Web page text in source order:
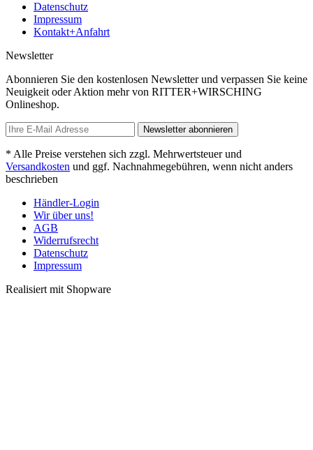
Datenschutz
Impressum
Kontakt+Anfahrt
Newsletter
Abonnieren Sie den kostenlosen Newsletter und verpassen Sie keine
Neuigkeit oder Aktion mehr von RITTER+WIRSCHING
Onlineshop.
Newsletter abonnieren
* Alle Preise verstehen sich zzgl. Mehrwertsteuer und
Versandkosten und ggf. Nachnahmegebühren, wenn nicht anders
beschrieben
Händler-Login
Wir über uns!
AGB
Widerrufsrecht
Datenschutz
Impressum
Realisiert mit Shopware